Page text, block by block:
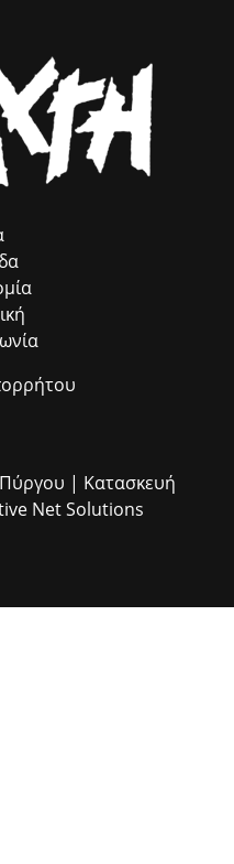
για την καταλυτική
ως πολύτιμος
να επιβαρύνει ούτε με ένα
τις θερμές μου ευχαριστίες
για τον
την Προϊσταμένη της κα Σία
σύμβουλό μου για θέματα
μεταφορά των αναγκών από
για όλους τους
| Κατασκευή
Net Solutions